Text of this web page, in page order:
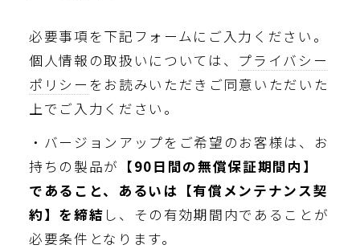
必要事項を下記フォームにご入力ください。
個人情報の取扱いについては、 プライバシー
ポリシー をお読みいただきご同意いただいた
上でご入力ください。
・バージョンアップをご希望のお客様は、お
持ちの製品が 【90日間の無償保証期間内】
であること、あるいは【有償メンテナンス契
約】を締結 し、その有効期間内であることが
必要条件となります。